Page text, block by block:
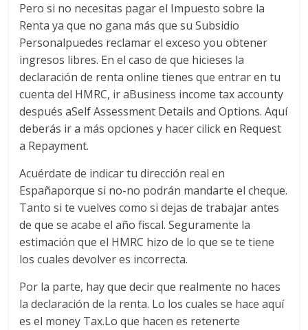
Pero si no necesitas pagar el Impuesto sobre la
Renta ya que no gana más que su Subsidio
Personalpuedes reclamar el exceso you obtener
ingresos libres. En el caso de que hicieses la
declaración de renta online tienes que entrar en tu
cuenta del HMRC, ir aBusiness income tax accounty
después aSelf Assessment Details and Options. Aquí
deberás ir a más opciones y hacer cilick en Request
a Repayment.
Acuérdate de indicar tu dirección real en
Españaporque si no-no podrán mandarte el cheque.
Tanto si te vuelves como si dejas de trabajar antes
de que se acabe el año fiscal. Seguramente la
estimación que el HMRC hizo de lo que se te tiene
los cuales devolver es incorrecta.
Por la parte, hay que decir que realmente no haces
la declaración de la renta. Lo los cuales se hace aquí
es el money Tax.Lo que hacen es retenerte